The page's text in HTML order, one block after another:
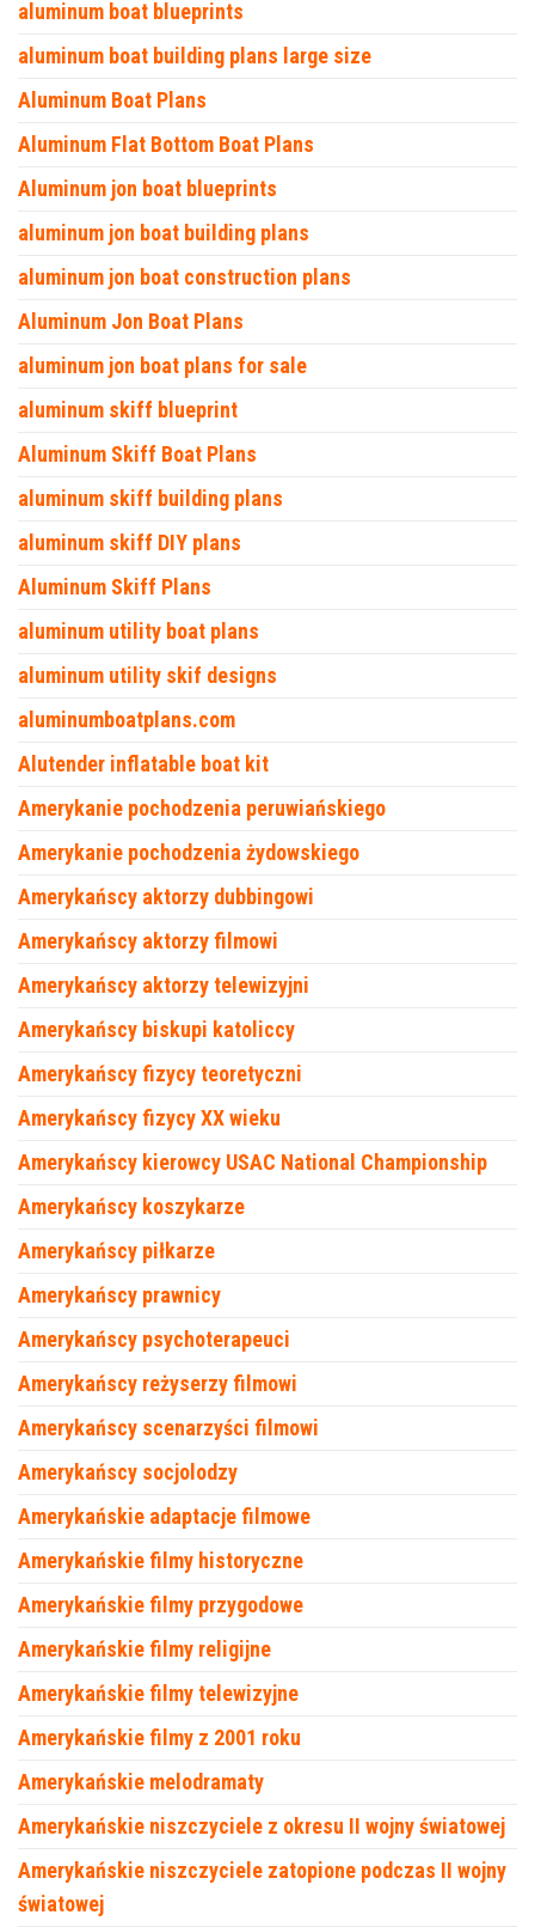
aluminum boat blueprints
aluminum boat building plans large size
Aluminum Boat Plans
Aluminum Flat Bottom Boat Plans
Aluminum jon boat blueprints
aluminum jon boat building plans
aluminum jon boat construction plans
Aluminum Jon Boat Plans
aluminum jon boat plans for sale
aluminum skiff blueprint
Aluminum Skiff Boat Plans
aluminum skiff building plans
aluminum skiff DIY plans
Aluminum Skiff Plans
aluminum utility boat plans
aluminum utility skif designs
aluminumboatplans.com
Alutender inflatable boat kit
Amerykanie pochodzenia peruwiańskiego
Amerykanie pochodzenia żydowskiego
Amerykańscy aktorzy dubbingowi
Amerykańscy aktorzy filmowi
Amerykańscy aktorzy telewizyjni
Amerykańscy biskupi katoliccy
Amerykańscy fizycy teoretyczni
Amerykańscy fizycy XX wieku
Amerykańscy kierowcy USAC National Championship
Amerykańscy koszykarze
Amerykańscy piłkarze
Amerykańscy prawnicy
Amerykańscy psychoterapeuci
Amerykańscy reżyserzy filmowi
Amerykańscy scenarzyści filmowi
Amerykańscy socjolodzy
Amerykańskie adaptacje filmowe
Amerykańskie filmy historyczne
Amerykańskie filmy przygodowe
Amerykańskie filmy religijne
Amerykańskie filmy telewizyjne
Amerykańskie filmy z 2001 roku
Amerykańskie melodramaty
Amerykańskie niszczyciele z okresu II wojny światowej
Amerykańskie niszczyciele zatopione podczas II wojny
światowej